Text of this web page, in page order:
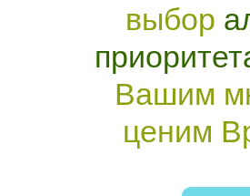
выбор
Вашим
ценим